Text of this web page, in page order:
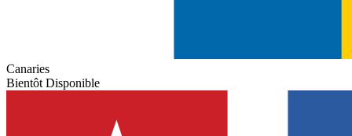
Canaries
Bientôt Disponible